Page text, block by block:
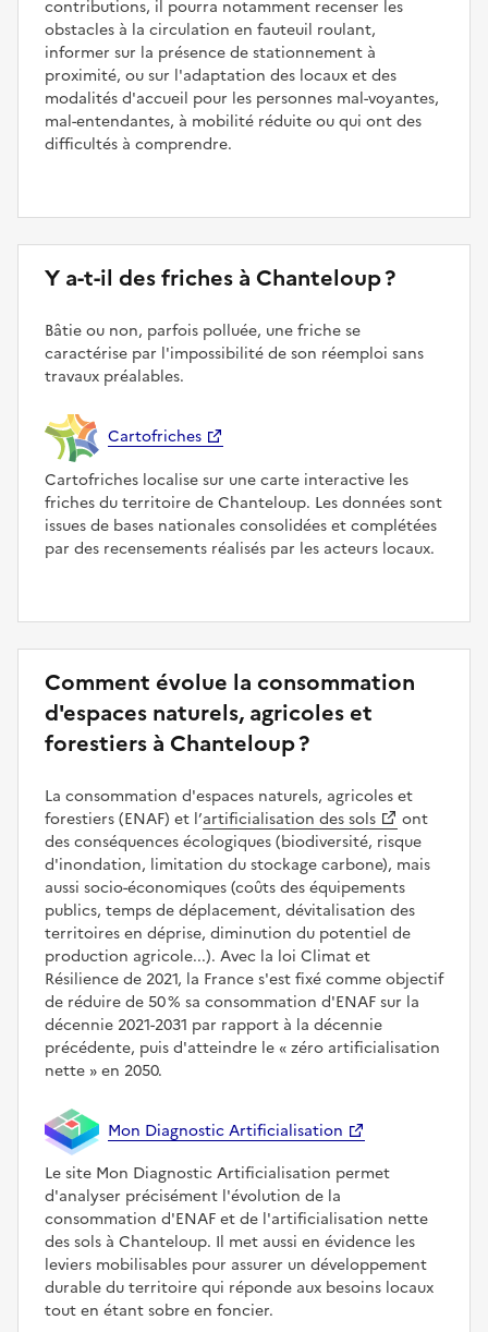
contributions, il pourra notamment recenser les
obstacles à la circulation en fauteuil roulant,
informer sur la présence de stationnement à
proximité, ou sur l'adaptation des locaux et des
modalités d'accueil pour les personnes mal-voyantes,
mal-entendantes, à mobilité réduite ou qui ont des
difficultés à comprendre.
Y a-t-il des friches à Chanteloup ?
Bâtie ou non, parfois polluée, une friche se
caractérise par l'impossibilité de son réemploi sans
travaux préalables.
Cartofriches
Cartofriches localise sur une carte interactive les
friches du territoire de Chanteloup. Les données sont
issues de bases nationales consolidées et complétées
par des recensements réalisés par les acteurs locaux.
Comment évolue la consommation
d'espaces naturels, agricoles et
forestiers à Chanteloup ?
La consommation d'espaces naturels, agricoles et
forestiers (ENAF) et l’artificialisation des sols
ont
des conséquences écologiques (biodiversité, risque
d'inondation, limitation du stockage carbone), mais
aussi socio-économiques (coûts des équipements
publics, temps de déplacement, dévitalisation des
territoires en déprise, diminution du potentiel de
production agricole...). Avec la loi Climat et
Résilience de 2021, la France s'est fixé comme objectif
de réduire de 50 % sa consommation d'ENAF sur la
décennie 2021-2031 par rapport à la décennie
précédente, puis d'atteindre le
zéro artificialisation
nette
en 2050.
Mon Diagnostic Artificialisation
Le site Mon Diagnostic Artificialisation permet
d'analyser précisément l'évolution de la
consommation d'ENAF et de l'artificialisation nette
des sols à Chanteloup. Il met aussi en évidence les
leviers mobilisables pour assurer un développement
durable du territoire qui réponde aux besoins locaux
tout en étant sobre en foncier.